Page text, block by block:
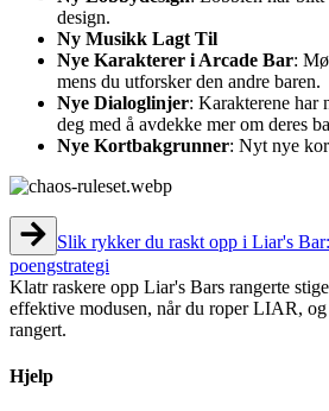
design.
Ny Musikk Lagt Til
Nye Karakterer i Arcade Bar:
mens du utforsker den andre baren.
Nye Dialoglinjer: Karakterene har
deg med å avdekke mer om deres
Nye Kortbakgrunner: Nyt nye
Slik rykker du raskt opp i Liar's
poengstrategi
Klatr raskere opp Liar's Bars rangerte
effektive modusen, når du roper LIAR,
rangert.
Hjelp